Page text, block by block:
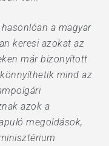
a magyar
keresi azokat az
már bizonyított
mind az
azok a
megoldások,